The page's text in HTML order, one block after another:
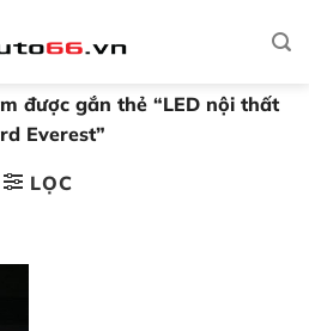
được gắn thẻ “LED nội thất
Everest”
LỌC